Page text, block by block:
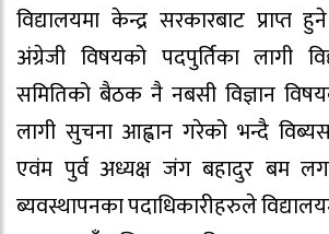
विद्यालयमा केन्द्र सरकारबाट प्राप्त
अंग्रेजी विषयको पदपुर्तिका लागी
समितिको बैठक नै नबसी विज्ञान
लागी सुचना आह्वान गरेको भन्दै
एवंम पुर्व अध्यक्ष जंग बहादुर बम
ब्यवस्थापनका पदाधिकारीहरुले